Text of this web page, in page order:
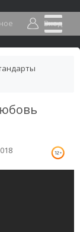
Вход